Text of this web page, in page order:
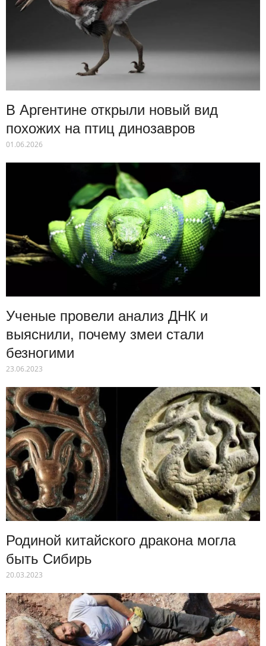
В Аргентине открыли новый вид
похожих на птиц динозавров
01.06.2026
Ученые провели анализ ДНК и
выяснили, почему змеи стали
безногими
23.06.2023
Родиной китайского дракона могла
быть Сибирь
20.03.2023